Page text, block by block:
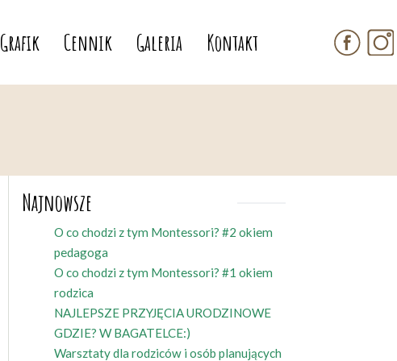
Grafik Cennik Galeria Kontakt
Najnowsze
O co chodzi z tym Montessori? #2 okiem
pedagoga
O co chodzi z tym Montessori? #1 okiem
rodzica
NAJLEPSZE PRZYJĘCIA URODZINOWE
GDZIE? W BAGATELCE:)
Warsztaty dla rodziców i osób planujących